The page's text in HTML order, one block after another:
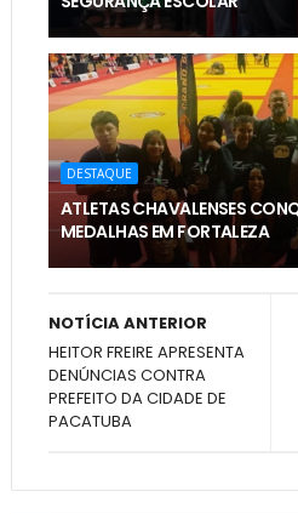
DESTAQUE
ATLETAS CHAVALENSES
MEDALHAS EM FORTALEZA
NOTÍCIA ANTERIOR
HEITOR FREIRE APRESENTA
DENÚNCIAS CONTRA
PREFEITO DA CIDADE DE
PACATUBA